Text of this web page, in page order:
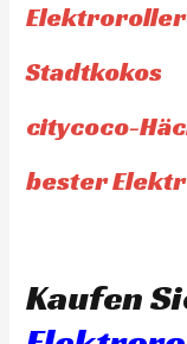
Stadtkokos
citycoco-
bester
Kaufen